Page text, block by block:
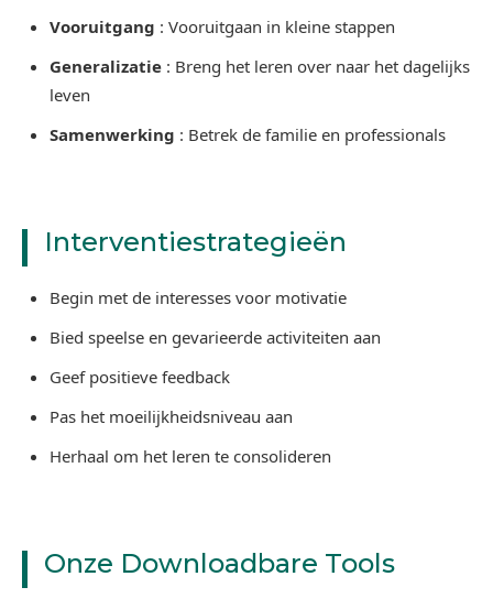
Vooruitgang : Vooruitgaan in kleine stappen
Generalizatie : Breng het leren over naar het dagelijks
leven
Samenwerking : Betrek de familie en professionals
Interventiestrategieën
Begin met de interesses voor motivatie
Bied speelse en gevarieerde activiteiten aan
Geef positieve feedback
Pas het moeilijkheidsniveau aan
Herhaal om het leren te consolideren
Onze Downloadbare Tools